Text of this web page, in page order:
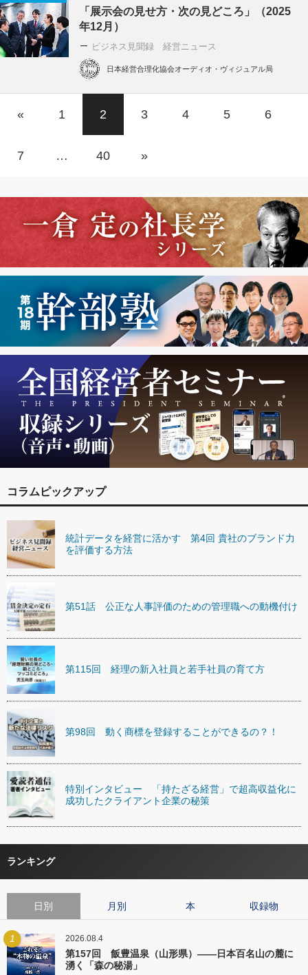
「展示会の見せ方・次の見どころ」（2025
年12月）
ビジネス見聞録 経営ニュース
日本経営合理化協会オーディオ・ヴィジュアル局
« 1 2 3 4 5 6
7 … 40 »
コラムピックアップ
統計データを経営に活かす 第4回 貴社のブランド力
を評価する方法
第51話 公正な人事評価のための管理職への動機付け
第115回 経理の新入社員と若手社員の育て方
第98回 動く商標を登録することができるの？！
特別インタビュー 「持たざる経営」で超高収益化に
成功したクライアント企業の秘策
ランキング
日別 月別 本 収録物
1 2026.08.4
第157回 飯豊温泉（山形県）――日本百名山の麓に
湧く「森の秘湯」